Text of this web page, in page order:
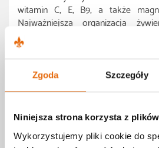
Zgoda Szczegóły
Niniejsza strona korzysta z
Wykorzystujemy pliki cookie do
witamin C, E, B9, a także
Najważniejsza organizacja
ponadto, że prawidłowo
po prostu zdrowa.
się na naszym dietetykiem
TU, ABY UMÓWIĆ SIĘ NA